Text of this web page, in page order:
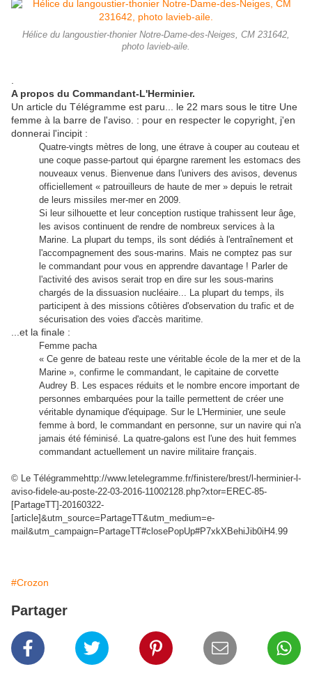
Hélice du langoustier-thonier Notre-Dame-des-Neiges, CM 231642,
photo lavieb-aile.
A propos du Commandant-L'Herminier.
Un article du Télégramme est paru... le 22 mars sous le titre Une
femme à la barre de l'aviso. : pour en respecter le copyright, j'en
donnerai l'incipit :
Quatre-vingts mètres de long, une étrave à couper au couteau et
une coque passe-partout qui épargne rarement les estomacs des
nouveaux venus. Bienvenue dans l'univers des avisos, devenus
officiellement « patrouilleurs de haute de mer » depuis le retrait
de leurs missiles mer-mer en 2009.
Si leur silhouette et leur conception rustique trahissent leur âge,
les avisos continuent de rendre de nombreux services à la
Marine. La plupart du temps, ils sont dédiés à l'entraînement et
l'accompagnement des sous-marins. Mais ne comptez pas sur
le commandant pour vous en apprendre davantage ! Parler de
l'activité des avisos serait trop en dire sur les sous-marins
chargés de la dissuasion nucléaire... La plupart du temps, ils
participent à des missions côtières d'observation du trafic et de
sécurisation des voies d'accès maritime.
...et la finale :
Femme pacha
« Ce genre de bateau reste une véritable école de la mer et de la
Marine », confirme le commandant, le capitaine de corvette
Audrey B. Les espaces réduits et le nombre encore important de
personnes embarquées pour la taille permettent de créer une
véritable dynamique d'équipage. Sur le L'Herminier, une seule
femme à bord, le commandant en personne, sur un navire qui n'a
jamais été féminisé. La quatre-galons est l'une des huit femmes
commandant actuellement un navire militaire français.
© Le Télégrammehttp://www.letelegramme.fr/finistere/brest/l-herminier-l-
aviso-fidele-au-poste-22-03-2016-11002128.php?xtor=EREC-85-
[PartageTT]-20160322-
[article]&utm_source=PartageTT&utm_medium=e-
mail&utm_campaign=PartageTT#closePopUp#P7xkXBehiJib0iH4.99
#Crozon
Partager